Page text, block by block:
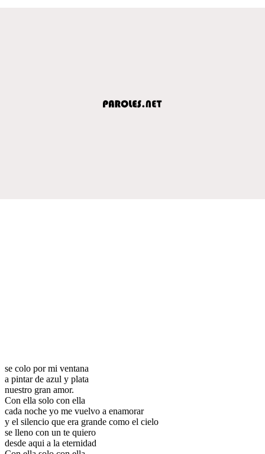
se colo por mi ventana
a pintar de azul y plata
nuestro gran amor.
Con ella solo con ella
cada noche yo me vuelvo a enamorar
y el silencio que era grande como el cielo
se lleno con un te quiero
desde aqui a la eternidad